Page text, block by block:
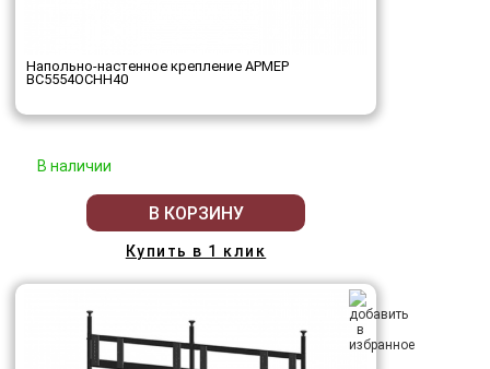
Напольно-настенное крепление АРМЕР
ВС5554ОСНН40
В наличии
В КОРЗИНУ
Купить в 1 клик